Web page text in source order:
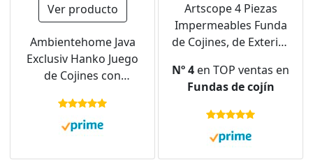
Ver producto
Ambientehome Java
Exclusiv Hanko Juego
de Cojines con
50% algodón, 50%
poliéster, Gris, 50 x 98
Artscope 4 Piezas
Impermeables Funda
de Cojines, de Exterior
Cuadrado para Patio
Balcón Jardín Sofá
Oficina Hogar
Hoja Verde 04
Nº 4 en TOP ventas en
Fundas de cojín